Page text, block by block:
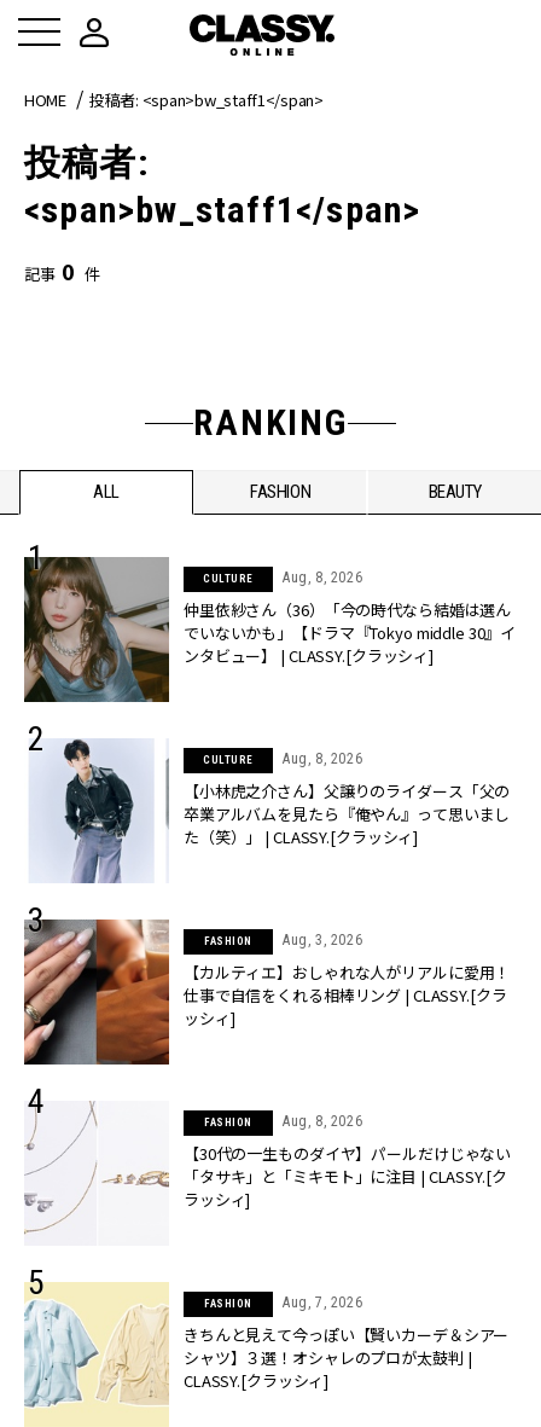
HOME 投稿者: <span>bw_staff1</span>
投稿者:
<span>bw_staff1</span>
記事 0 件
RANKING
ALL FASHION BEAUTY
CULTURE Aug, 8, 2026
仲里依紗さん（36）「今の時代なら結婚は選ん
でいないかも」【ドラマ『Tokyo middle 30』イ
ンタビュー】 | CLASSY.[クラッシィ]
CULTURE Aug, 8, 2026
【小林虎之介さん】父譲りのライダース「父の
卒業アルバムを見たら『俺やん』って思いまし
た（笑）」 | CLASSY.[クラッシィ]
FASHION Aug, 3, 2026
【カルティエ】おしゃれな人がリアルに愛用！
仕事で自信をくれる相棒リング | CLASSY.[クラ
ッシィ]
FASHION Aug, 8, 2026
【30代の一生ものダイヤ】パールだけじゃない
「タサキ」と「ミキモト」に注目 | CLASSY.[ク
ラッシィ]
FASHION Aug, 7, 2026
きちんと見えて今っぽい【賢いカーデ＆シアー
シャツ】３選！オシャレのプロが太鼓判 |
CLASSY.[クラッシィ]